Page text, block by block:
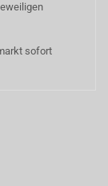
sofort